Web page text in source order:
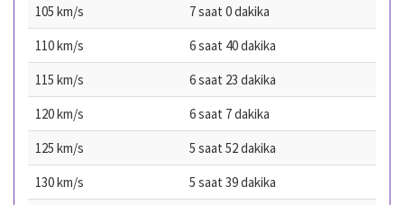
105 km/s
7 saat 0 dakika
110 km/s
6 saat 40 dakika
115 km/s
6 saat 23 dakika
120 km/s
6 saat 7 dakika
125 km/s
5 saat 52 dakika
130 km/s
5 saat 39 dakika